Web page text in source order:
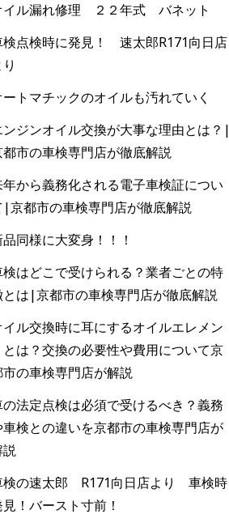
イル漏れ修理 ２２年式 バネット
検点検時に発見！ 速太郎R171向日店
ートマチックのオイルも汚れていく
ンジンオイル交換が大事な理由とは？|
都市の車検専門店が徹底解説
年から義務化される電子車検証につい
|京都市の車検専門店が徹底解説
品同様に大変身！！！
検はどこで受けられる？業者ごとの特
とは|京都市の車検専門店が徹底解説
イル交換時に耳にするオイルエレメン
とは？交換の必要性や費用について京
市の車検専門店が解説
の法定点検は必須で受けるべき？義務
車検との違いを京都市の車検専門店が
説
検の速太郎 R171向日店より 車検時
！バースト寸前！